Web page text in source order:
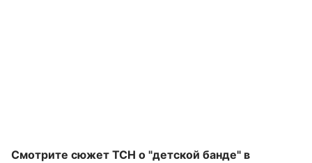
Смотрите сюжет ТСН о "детской банде" в